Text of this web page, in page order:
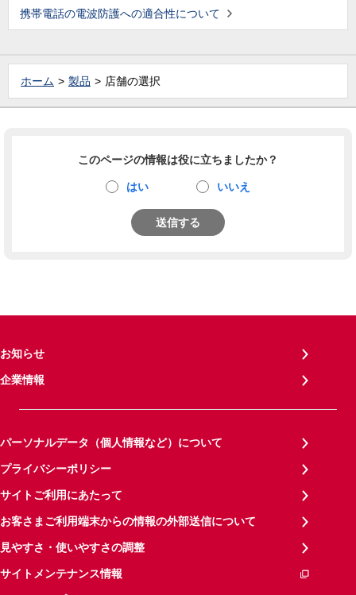
携帯電話の電波防護への適合性について
ホーム 製品 店舗の選択
このページの情報は役に立ちましたか？
はい いいえ
送信する
お知らせ
企業情報
パーソナルデータ（個人情報など）について
プライバシーポリシー
サイトご利用にあたって
お客さまご利用端末からの情報の外部送信について
見やすさ・使いやすさの調整
サイトメンテナンス情報